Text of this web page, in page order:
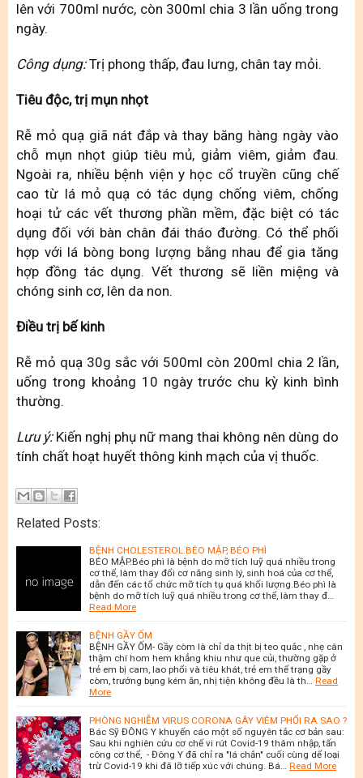
lên với 700ml nước, còn 300ml chia 3 lần uống trong
ngày.
Công dụng:Trị phong thấp, đau lưng, chân tay mỏi.
Tiêu độc, trị mụn nhọt
Rễ mỏ quạ giã nát đắp và thay băng hàng ngày vào
chỗ mụn nhọt giúp tiêu mủ, giảm viêm, giảm đau.
Ngoài ra, nhiều bệnh viện y học cổ truyền cũng chế
cao từ lá mỏ quạ có tác dụng chống viêm, chống
hoại tử các vết thương phần mềm, đặc biệt có tác
dụng đối với bàn chân đái tháo đường. Có thể phối
hợp với lá bòng bong lượng bằng nhau để gia tăng
hợp đồng tác dụng. Vết thương sẽ liền miệng và
chóng sinh cơ, lên da non.
Điều trị bế kinh
Rễ mỏ quạ 30g sắc với 500ml còn 200ml chia 2 lần,
uống trong khoảng 10 ngày trước chu kỳ kinh bình
thường.
Lưu ý:Kiến nghị phụ nữ mang thai không nên dùng do
tính chất hoạt huyết thông kinh mạch của vị thuốc.
Related Posts:
BỆNH CHOLESTEROL.BÉO MẬP, BÉO PHÌ
BÉO MẬP.Béo phì là bệnh do mỡ tích luỹ quá nhiều trong
cơ thể, làm thay đổi cơ năng sinh lý, sinh hoá của cơ thể,
dẫn đến các tổ chức mỡ tích tụ quá khối lượng.Béo phì là
bệnh do mỡ tích luỹ quá nhiều trong cơ thể, làm thay đ…
Read More
BỆNH GẦY ỐM
BỆNH GẦY ỐM- Gầy còm là chỉ da thịt bị teo quắc , nhẹ cân
thậm chí hom hem khẳng khiu như que củi, thường gặp ở
trẻ em bị cam, lao phổi và tiêu khát, trẻ em thể trạng gầy
còm, trướng bụng kém ăn, nhị tiện không đều là th…
Read
More
PHÒNG NGHIỄM VIRUS CORONA GÂY VIÊM PHỔI RA SAO ?
Bác Sỹ ĐÔNG Y khuyến cáo một số nguyên tắc cơ bản sau:
Sau khi nghiên cứu cơ chế vi rút Covid-19 thâm nhập, tấn
công cơ thể, - Đông Y đã chỉ ra "lá chắn" cuối cùng dể loại
trừ Covid-19 khi đã lỡ tiếp xúc với chúng. Bá…
Read More